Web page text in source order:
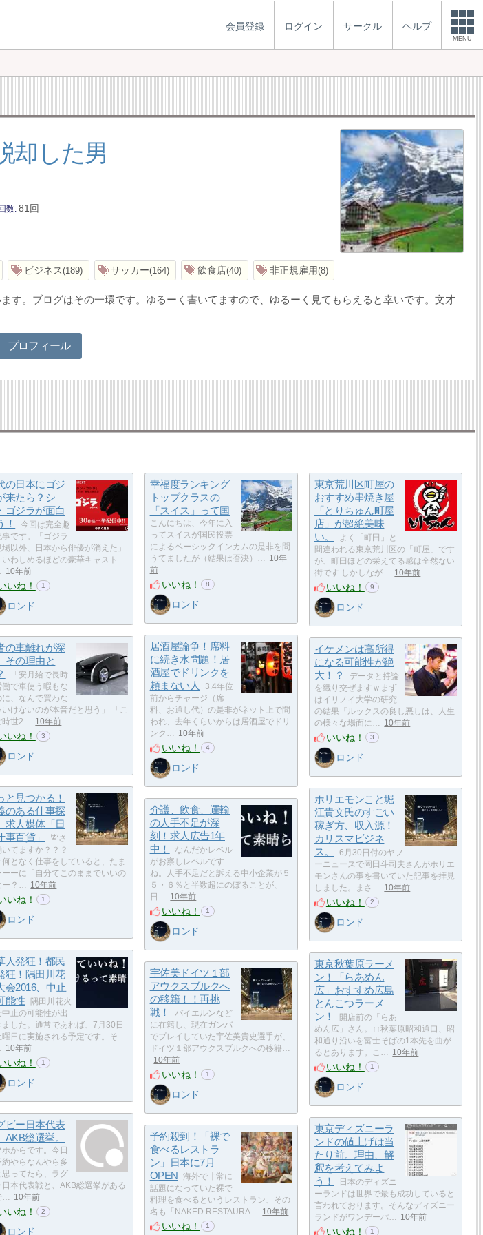
会員登録 ログイン サークル ヘルプ
MENU
却した男
数 81回
ビジネス 189 サッカー 164 飲食店 40 非正規雇用 8
す。ブログはその一環です。ゆるーく書いてますので、ゆるーく見てもらえると幸いです。文才
プロフィール
の日本にゴジ
来たら？シ
ゴジラが面白
！
今回は完全趣
事です。「ゴジラ
場以外、日本から俳優が消えた」
いわしめるほどの豪華キャスト
10年前
いね！ 1
ロンド
幸福度ランキング
トップクラスの
「スイス」って国
こんにちは、今年に入
ってスイスが国民投票
によるベーシックインカムの是非を問
うてましたが（結果は否決）… 10年
前
いいね！ 8
ロンド
東京荒川区町屋の
おすすめ串焼き屋
「とりちゅん町屋
店」が超絶美味
い。
よく「町田」と
間違われる東京荒川区の「町屋」です
が、町田ほどの栄えてる感は全然ない
街です.しかしなが… 10年前
いいね！ 9
ロンド
居酒屋論争！席料
に続き水問題！居
酒屋でドリンクを
頼まない人
3.4年位
前からチャージ（席
料、お通し代）の是非がネット上で問
われ、去年くらいからは居酒屋でドリ
ンク… 10年前
いいね！ 4
ロンド
の車離れが深
その理由と
「安月給で長時
働で車使う暇もな
に、なんで買わな
いけないのが本音だと思う」 「こ
時世2… 10年前
いね！ 3
ロンド
イケメンは高所得
になる可能性が絶
大！？
データと持論
を織り交ぜますｗまず
はイリノイ大学の研究
の結果『ルックスの良し悪しは、人生
の様々な場面に… 10年前
いいね！ 3
ロンド
と見つかる！
のある仕事探
求人媒体「日
事百貨」
皆さ
いてますか？？？
何となく仕事をしていると、たま
ーーに「自分てこのままでいいの
ー？… 10年前
いね！ 1
ロンド
ホリエモンこと堀
江貴文氏のすごい
稼ぎ方、収入源！
カリスマビジネ
ス。
6月30日付のヤフ
ーニュースで岡田斗司夫さんがホリエ
モンさんの事を書いていた記事を拝見
しました。まさ… 10年前
いいね！ 2
ロンド
介護、飲食、運輸
の人手不足が深
刻！求人広告1年
中！
なんだかレベル
がお察しレベルです
ね。人手不足だと訴える中小企業が５
５・６％と半数超にのぼることが、
日… 10年前
いいね！ 1
ロンド
人発狂！都民
狂！隅田川花
会2016、中止
能性
隅田川花火
中止の可能性が出
ました。通常であれば、7月30日
曜日に実施される予定です。そ
10年前
いね！ 1
ロンド
東京秋葉原ラーメ
ン！「らあめん
広」おすすめ広島
とんこつラーメ
ン！
開店前の「らあ
めん広」さん。↑↑秋葉原昭和通口、昭
和通り沿いを富士そばの1本先を曲が
るとあります。こ… 10年前
いいね！ 1
ロンド
宇佐美ドイツ１部
アウクスブルクへ
の移籍！！再挑
戦！
バイエルンなど
に在籍し、現在ガンバ
でプレイしていた宇佐美貴史選手が、
ドイツ１部アウクスブルクへの移籍…
10年前
いいね！ 1
ロンド
ビー日本代表
AKB総選挙。
ホからです。今日
約やらなんやら多
思ってたら、ラグ
日本代表戦と、AKB総選挙がある
… 10年前
いね！ 2
ロンド
東京ディズニーラ
ンドの値上げは当
たり前。理由、解
釈を考えてみよ
う！
日本のディズニ
ーランドは世界で最も成功していると
言われております。そんなディズニー
ランドがワンデーパ… 10年前
いいね！ 1
予約殺到！「裸で
食べるレストラ
ン」日本に7月
OPEN
海外で非常に
話題になっていた裸で
料理を食べるというレストラン、その
名も「NAKED RESTAURA… 10年前
いいね！ 1